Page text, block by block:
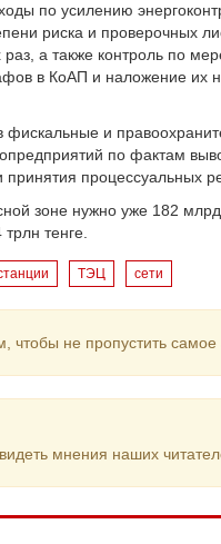
по усилению
риска и проверочных
а также контроль по
в КоАП и наложение их
фискальные и
по фактам
процессуальных
зоне нужно уже 182
трлн тенге.
ТЭЦ сети
не пропустить самое
мнения наших